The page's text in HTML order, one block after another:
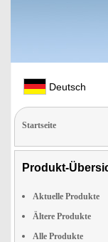
Deutsch
Startseite
Produkt-
Aktuelle Produkte
Ältere Produkte
Alle Produkte